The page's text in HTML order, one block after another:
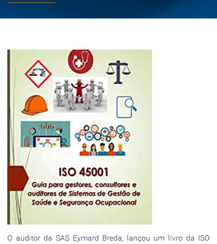
O auditor da SAS Eymard Breda, lançou um livro da ISO